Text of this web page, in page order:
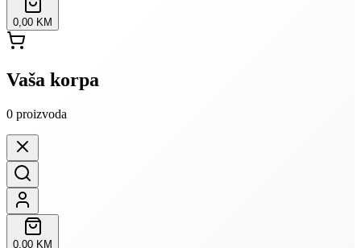
0,00 KM
Vaša korpa
0 proizvoda
0,00 KM